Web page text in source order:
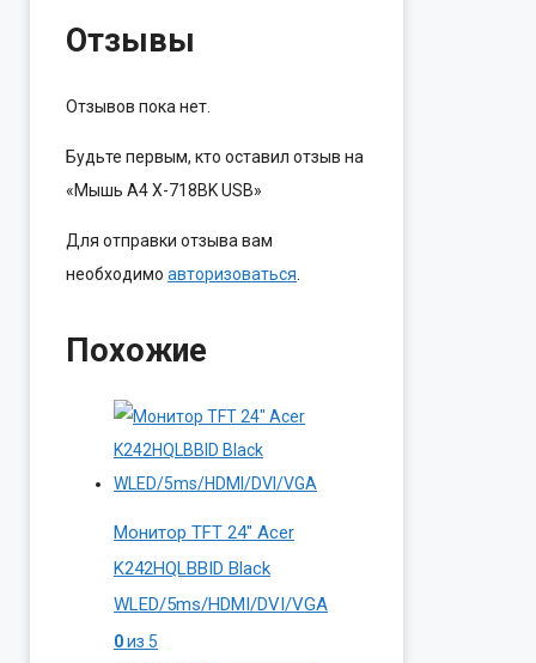
Отзывы
Отзывов пока нет.
Будьте первым, кто оставил отзыв на
«Мышь A4 X-718BK USB»
Для отправки отзыва вам
необходимо авторизоваться
Похожие
Монитор TFT 24″ Acer
K242HQLBBID Black
WLED/5ms/HDMI/DVI/VGA
0из 5